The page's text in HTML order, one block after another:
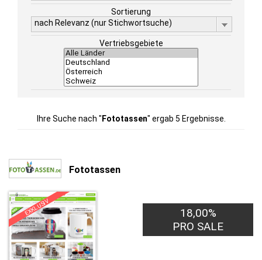
Sortierung
nach Relevanz (nur Stichwortsuche)
Vertriebsgebiete
Ihre Suche nach " Fototassen" ergab 5 Ergebnisse.
Fototassen
EXKLUSIV
18,00%
PRO SALE